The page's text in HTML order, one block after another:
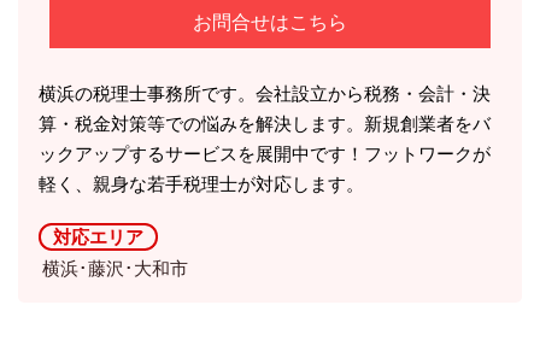
お問合せはこちら
横浜の税理士事務所です。会社設立から税務・会計・決
算・税金対策等での悩みを解決します。新規創業者をバ
ックアップするサービスを展開中です！フットワークが
軽く、親身な若手税理士が対応します。
対応エリア
横浜･藤沢･大和市